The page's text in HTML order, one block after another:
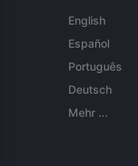
English
Español
Português
Deutsch
Mehr ...